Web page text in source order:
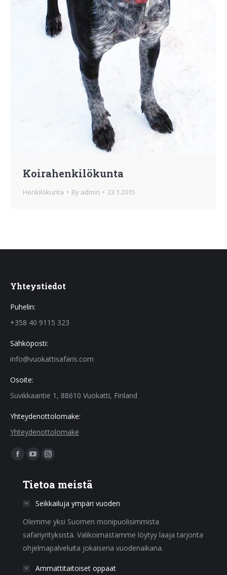
Koirahenkilökunta
Henkilökunta By admin 23.1.2015
Yhteystiedot
Puhelin:
+358 40 9115 323
Sähköposti:
info@vuokattisafaris.com
Osoite:
Suvikkaantie 1, 88610 Vuokatti, Finland
Yhteydenottolomake:
Yhteydenottolomake
Find us on:
Facebook
opens
window
YouTube
opens
in
window
Instagram
opens
in
window
Tietoa meistä
Seikkailuja ympäri vuoden
Olemme yksi Suomen monipuolisimmista
safariyrityksistä. Valikoimastamme löytyy laaja tarjonta
ohjelmapalveluita jokaisena vuodenaikana.
Ammattitaitoiset oppaat